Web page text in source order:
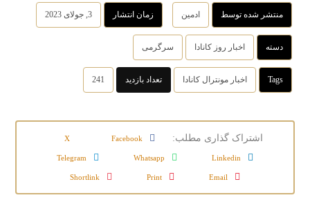
منتشر شده توسط ادمین زمان انتشار 3, جولای 2023
دسته اخبار روز کانادا سرگرمی
Tags اخبار مونترال کانادا تعداد بازدید 241
Facebook
X
Linkedin
Whatsapp
Telegram
Email
Print
Shortlink